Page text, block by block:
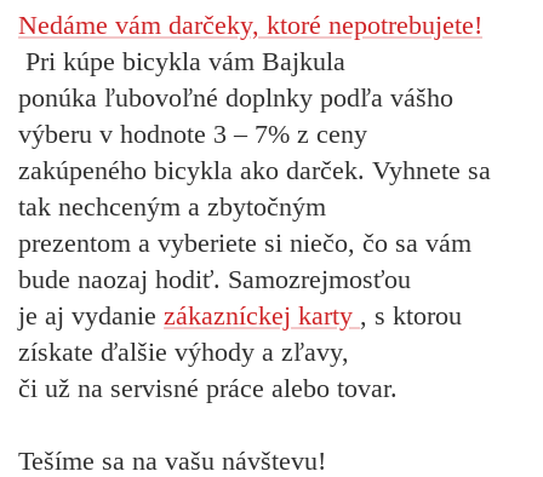
Nedáme vám darčeky, ktoré nepotrebujete!
Pri kúpe bicykla vám Bajkula
ponúka ľubovoľné doplnky podľa vášho
výberu v hodnote 3 – 7% z ceny
zakúpeného bicykla ako darček. Vyhnete sa
tak nechceným a zbytočným
prezentom a vyberiete si niečo, čo sa vám
bude naozaj hodiť. Samozrejmosťou
je aj vydanie zákazníckej karty , s ktorou
získate ďalšie výhody a zľavy,
či už na servisné práce alebo tovar.
Tešíme sa na vašu návštevu!